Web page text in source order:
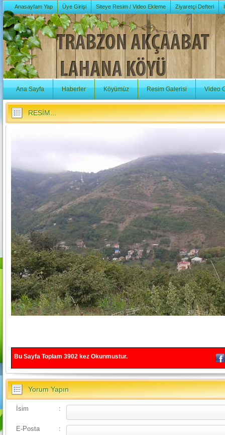
Anasayfam Yap Üye Girişi Siteye Resim / Video Ekleme Ziyaretçi Defteri
Ana Sayfa Haberler Köyümüz Resim Galerisi Video
RESİM...
Bu Sayfa Toplam 3902kez Okunmustur.
Yorum Yapın
İsim :
E-Posta :